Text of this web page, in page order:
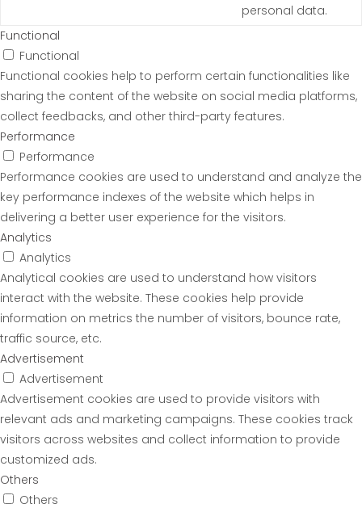
personal data.
Functional
Functional
Functional cookies help to perform certain functionalities like
sharing the content of the website on social media platforms,
collect feedbacks, and other third-party features.
Performance
Performance
Performance cookies are used to understand and analyze the
key performance indexes of the website which helps in
delivering a better user experience for the visitors.
Analytics
Analytics
Analytical cookies are used to understand how visitors
interact with the website. These cookies help provide
information on metrics the number of visitors, bounce rate,
traffic source, etc.
Advertisement
Advertisement
Advertisement cookies are used to provide visitors with
relevant ads and marketing campaigns. These cookies track
visitors across websites and collect information to provide
customized ads.
Others
Others